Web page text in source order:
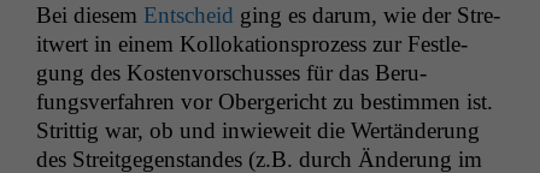
Bei diesem Entscheid ging es darum, wie der Stre­
itwert in einem Kol­loka­tion­sprozess zur Fes­tle­
gung des Kosten­vorschuss­es für das Beru­
fungsver­fahren vor Oberg­ericht zu bes­tim­men ist.
Strit­tig war, ob und inwieweit die Wertän­derung
des Stre­it­ge­gen­standes (z.B. durch Änderung im